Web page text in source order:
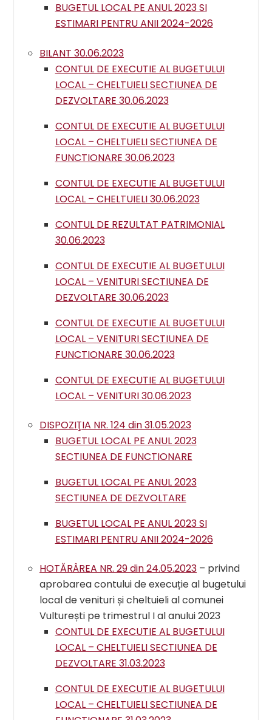
BUGETUL LOCAL PE ANUL 2023 SI
ESTIMARI PENTRU ANII 2024-2026
BILANT 30.06.2023
CONTUL DE EXECUTIE AL BUGETULUI
LOCAL – CHELTUIELI SECTIUNEA DE
DEZVOLTARE 30.06.2023
CONTUL DE EXECUTIE AL BUGETULUI
LOCAL – CHELTUIELI SECTIUNEA DE
FUNCTIONARE 30.06.2023
CONTUL DE EXECUTIE AL BUGETULUI
LOCAL – CHELTUIELI 30.06.2023
CONTUL DE REZULTAT PATRIMONIAL
30.06.2023
CONTUL DE EXECUTIE AL BUGETULUI
LOCAL – VENITURI SECTIUNEA DE
DEZVOLTARE 30.06.2023
CONTUL DE EXECUTIE AL BUGETULUI
LOCAL – VENITURI SECTIUNEA DE
FUNCTIONARE 30.06.2023
CONTUL DE EXECUTIE AL BUGETULUI
LOCAL – VENITURI 30.06.2023
DISPOZIŢIA NR. 124 din 31.05.2023
BUGETUL LOCAL PE ANUL 2023
SECTIUNEA DE FUNCTIONARE
BUGETUL LOCAL PE ANUL 2023
SECTIUNEA DE DEZVOLTARE
BUGETUL LOCAL PE ANUL 2023 SI
ESTIMARI PENTRU ANII 2024-2026
HOTĂRÂREA NR. 29 din 24.05.2023 – privind
aprobarea contului de execuție al bugetului
local de venituri și cheltuieli al comunei
Vulturești pe trimestrul I al anului 2023
CONTUL DE EXECUTIE AL BUGETULUI
LOCAL – CHELTUIELI SECTIUNEA DE
DEZVOLTARE 31.03.2023
CONTUL DE EXECUTIE AL BUGETULUI
LOCAL – CHELTUIELI SECTIUNEA DE